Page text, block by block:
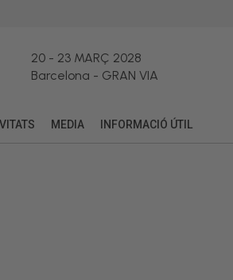
20- 23 MARÇ 2028
Barcelona - GRAN VIA
MEDIA INFORMACIÓ ÚTIL